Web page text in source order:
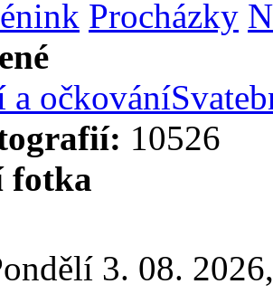
Procházky
a očkování
10526
fotka
3. 08.